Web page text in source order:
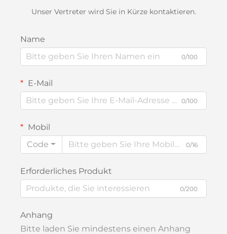
Unser Vertreter wird Sie in Kürze kontaktieren.
Name
0/100
E-Mail
0/100
Mobil
Code
0/16
Erforderliches Produkt
0/200
Anhang
Bitte laden Sie mindestens einen Anhang